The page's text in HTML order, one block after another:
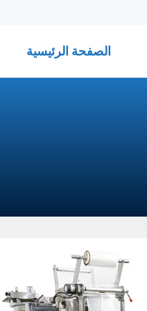
الصفحة الرئيسية